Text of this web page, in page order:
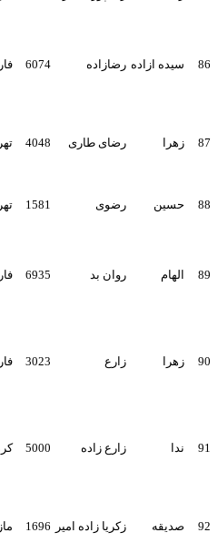
رضازاده 6074 فارس
رضای طاری 4048 تهران
رضوی 1581 تهران
روان بد 6935 فارس
زارع 3023 فارس
زارع زاده 5000 کرمان
زکریا زاده امیر 1696 مازندران